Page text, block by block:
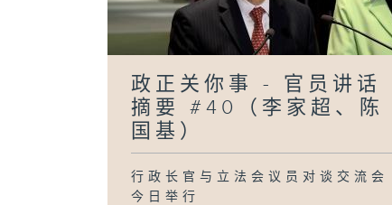
政正关你事 - 官员讲话
摘要 #40（李家超、陈
国基）
行政长官与立法会议员对谈交流会
今日举行